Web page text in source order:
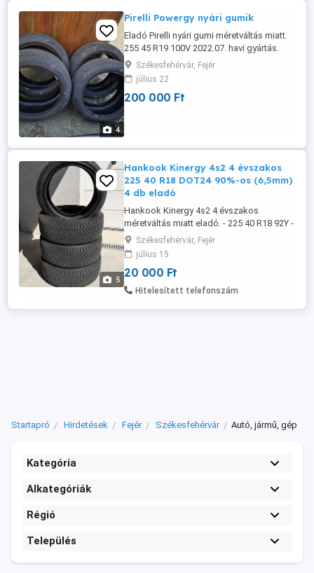
4
Pirelli Powergy nyári gumik
Eladó Pirelli nyári gumi méretváltás miatt.
255 45 R19 100V 2022.07. havi gyártás.
Megtekinthető hétvégén. Ára:50000.- Ft
db.
Székesfehérvár, Fejér
július 22
200 000 Ft
5
Hankook Kinergy 4s2 4 évszakos
225 40 R18 DOT24 90%-os (6,5mm)
4 db eladó
Hankook Kinergy 4s2 4 évszakos
méretváltás miatt eladó. - 225 40 R18 92Y -
peremvédős - 3 hegycsúcs jelölés (teljes
értékű téli) - 90%-os futófelület 6,5 mm -
sérülés, javítás, defektmentes - DOT24
4db - 80.000 Ft Érdeklődni privát
üzenetben
Székesfehérvár, Fejér
július 15
20 000 Ft
Hitelesített telefonszám
Startapró Hirdetések Fejér Székesfehérvár Autó, jármű, gép
Kategória
Alkategóriák
Régió
Település